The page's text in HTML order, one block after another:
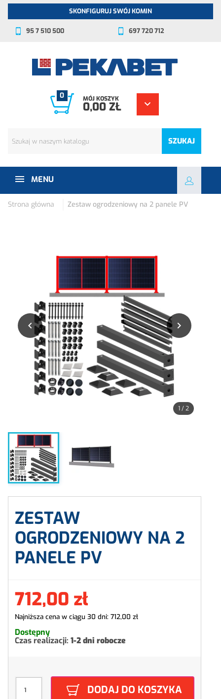
SKONFIGURUJ SWÓJ KOMIN
95 7 510 500 697 720 712
SZUKAJ
0 MÓJ KOSZYK
0,00 ZŁ
MENU
Strona główna Zestaw ogrodzeniowy na 2 panele PV
 
1/2
ZESTAW
OGRODZENIOWY NA 2
PANELE PV
712,00 zł
Najniższa cena w ciągu 30 dni: 712,00 zł
Dostępny
Czas realizacji: 1-2 dni robocze
DODAJ DO KOSZYKA